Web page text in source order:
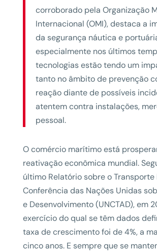
corroborado pela Organização
Internacional (OMI), destaca a
da segurança náutica e
especialmente nos últimos
tecnologias estão tendo um
tanto no âmbito de prevenção
reação diante de possíveis
atentem contra instalações,
pessoal.
O comércio marítimo está
reativação econômica mundial.
último Relatório sobre o
Conferência das Nações Unidas
e Desenvolvimento (UNCTAD), em
exercício do qual se têm dados
taxa de crescimento foi de 4%, a
cinco anos. E sempre que se